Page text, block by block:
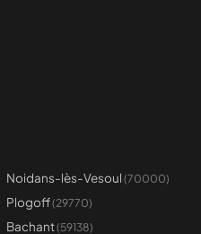
Noidans-lès-Vesoul (70000)
Plogoff(29770)
Bachant(59138)